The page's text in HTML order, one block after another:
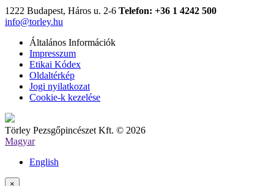
1222 Budapest, Háros u. 2-6 Telefon: +36 1 4242 500
info@torley.hu
Általános Információk
Impresszum
Etikai Kódex
Oldaltérkép
Jogi nyilatkozat
Cookie-k kezelése
Törley Pezsgőpincészet Kft. © 2026
Magyar
English
×